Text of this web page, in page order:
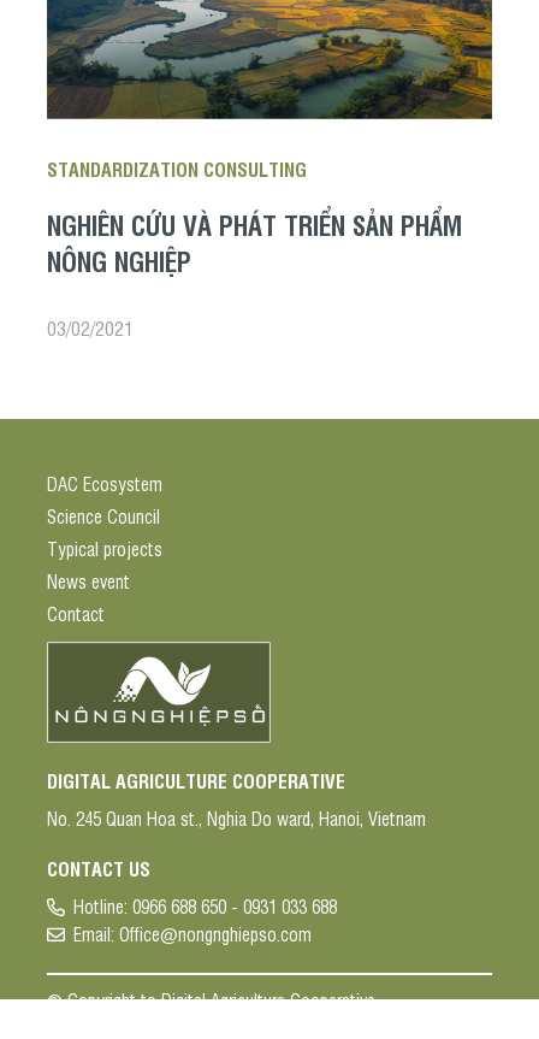
STANDARDIZATION CONSULTING
NGHIÊN CỨU VÀ PHÁT TRIỂN SẢN PHẨM
NÔNG NGHIỆP
03/02/2021
DAC Ecosystem
Science Council
Typical projects
News event
Contact
DIGITAL AGRICULTURE COOPERATIVE
No. 245 Quan Hoa st., Nghia Do ward, Hanoi, Vietnam
CONTACT US
Hotline: 0966 688 650 - 0931 033 688
Email: Office@nongnghiepso.com
© Copyright to Digital Agriculture Cooperative